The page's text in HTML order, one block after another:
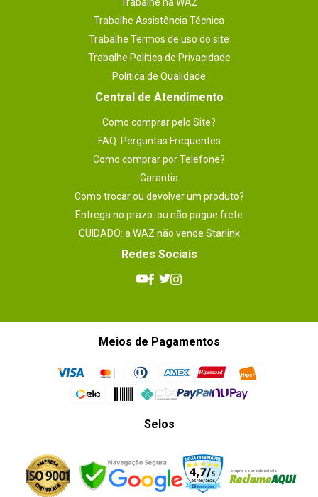
Trabalhe Assistência Técnica
Trabalhe Termos de uso do site
Trabalhe Política de Privacidade
Política de Qualidade
Central de Atendimento
Como comprar pelo Site?
FAQ: Perguntas Frequentes
Como comprar por Telefone?
Garantia
Como trocar ou devolver um produto?
Entrega no prazo: ou não pague frete
CUIDADO: a WAZ não vende Starlink
Redes Sociais
Meios de Pagamentos
Selos